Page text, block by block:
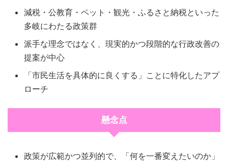
減税・公教育・ペット・観光・ふるさと納税といった
多岐にわたる政策群
派手な理念ではなく、現実的かつ段階的な行政改善の
提案が中心
「市民生活を具体的に良くする」ことに特化したアプ
ローチ
懸念点
政策が広範かつ並列的で、「何を一番変えたいのか」